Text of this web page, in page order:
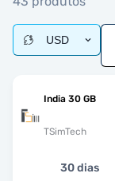
USD
India 30 GB
TSimTech
30 dias